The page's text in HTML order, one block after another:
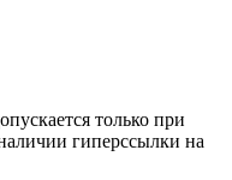
только при
гиперссылки на